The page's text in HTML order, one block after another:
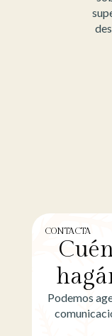
CONTACTA
Podemos